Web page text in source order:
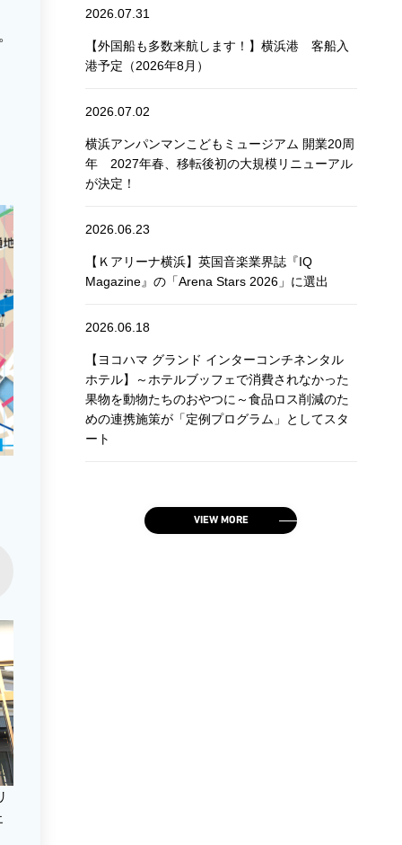
2026.07.31
【外国船も多数来航します！】横浜港 客船入
港予定（2026年8月）
2026.07.02
横浜アンパンマンこどもミュージアム 開業20周
年 2027年春、移転後初の大規模リニューアル
が決定！
2026.06.23
【Ｋアリーナ横浜】英国音楽業界誌『IQ
Magazine』の「Arena Stars 2026」に選出
2026.06.18
【ヨコハマ グランド インターコンチネンタル
ホテル】～ホテルブッフェで消費されなかった
果物を動物たちのおやつに～食品ロス削減のた
めの連携施策が「定例プログラム」としてスタ
ート
VIEW MORE